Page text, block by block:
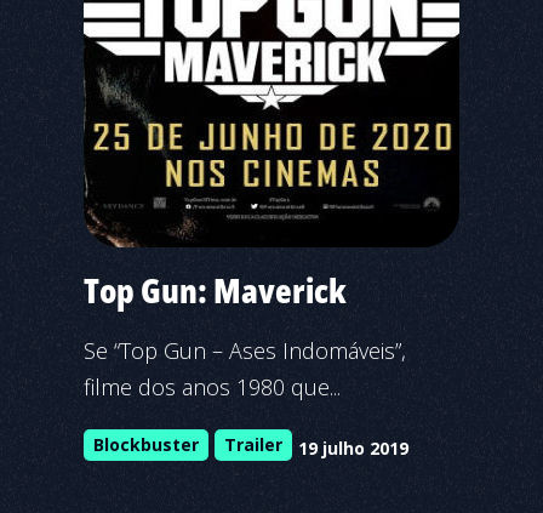
Top Gun: Maverick
Se “Top Gun – Ases Indomáveis”,
filme dos anos 1980 que...
Blockbuster Trailer 19 julho 2019